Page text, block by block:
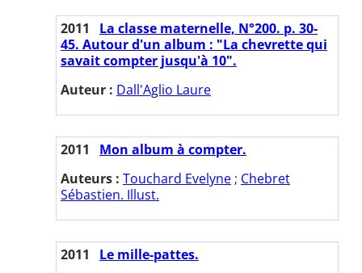
2011
La classe maternelle, N°200. p. 30-
45. Autour d'un album : "La chevrette qui
savait compter jusqu'à 10".
Auteur : Dall'Aglio Laure
2011
Mon album à compter.
Auteurs : Touchard Evelyne ; Chebret
Sébastien. Illust.
2011
Le mille-pattes.